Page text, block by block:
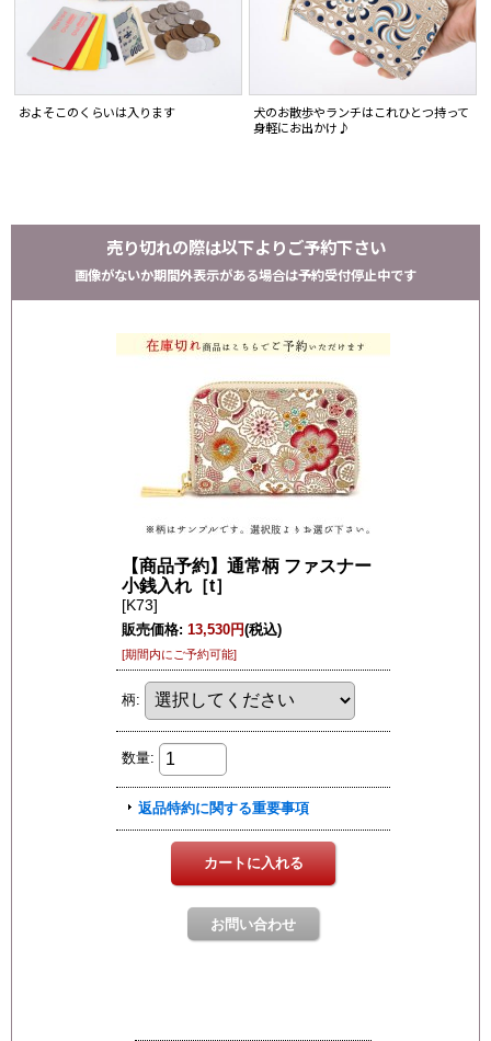
およそこのくらいは入ります
犬のお散歩やランチはこれひとつ持って
身軽にお出かけ♪
売り切れの際は以下よりご予約下さい
画像がないか期間外表示がある場合は予約受付停止中です